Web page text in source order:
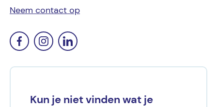
Neem contact op
Kun je niet vinden wat je